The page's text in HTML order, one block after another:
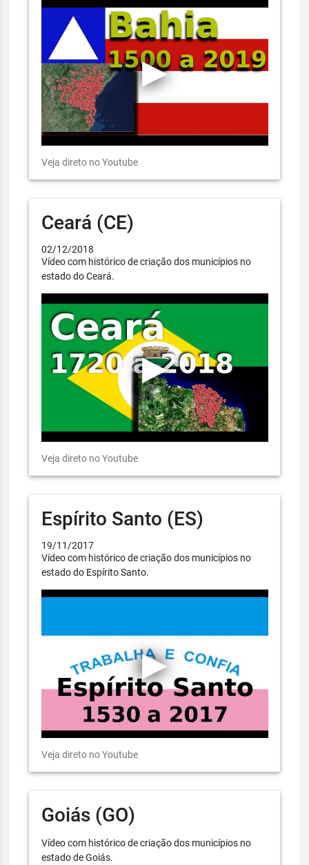
Veja direto no Youtube
Ceará (CE)
02/12/2018
Vídeo com histórico de criação dos municípios no
estado do Ceará.
Veja direto no Youtube
Espírito Santo (ES)
19/11/2017
Vídeo com histórico de criação dos municípios no
estado do Espírito Santo.
Veja direto no Youtube
Goiás (GO)
Vídeo com histórico de criação dos municípios no
estado de Goiás.